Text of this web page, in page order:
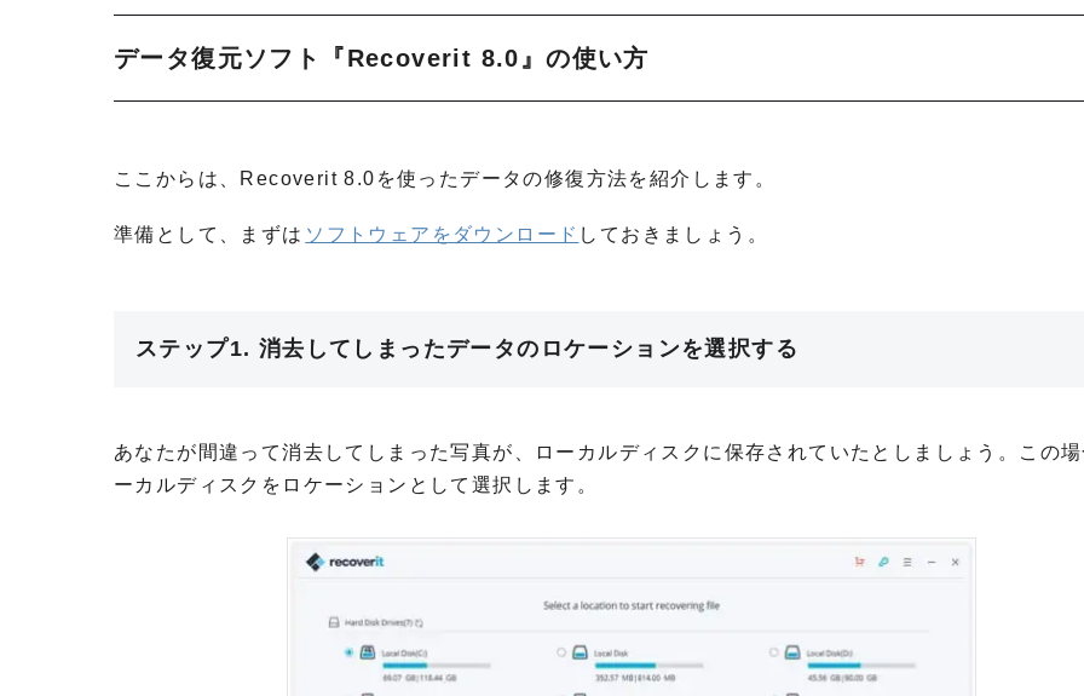
データ復元ソフト『Recoverit 8.0』の使い方
ここからは、Recoverit 8.0を使ったデータの修復方法を紹介します。
準備として、まずは ソフトウェアをダウンロード しておきましょう。
ステップ1. 消去してしまったデータのロケーションを選択する
あなたが間違って消去してしまった写真が、ローカルディスクに保存されていたとしましょう。この
ーカルディスクをロケーションとして選択します。